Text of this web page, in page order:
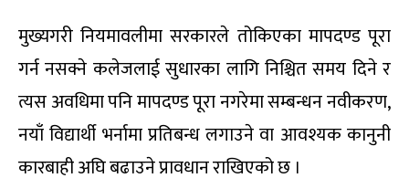
मुख्यगरी नियमावलीमा सरकारले तोकिएका मापदण्ड पूरा
गर्न नसक्ने कलेजलाई सुधारका लागि निश्चित समय दिने र
त्यस अवधिमा पनि मापदण्ड पूरा नगरेमा सम्बन्धन नवीकरण,
नयाँ विद्यार्थी भर्नामा प्रतिबन्ध लगाउने वा आवश्यक कानुनी
कारबाही अघि बढाउने प्रावधान राखिएको छ ।